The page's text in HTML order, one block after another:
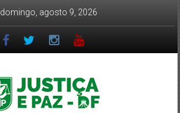
domingo, agosto 9, 2026